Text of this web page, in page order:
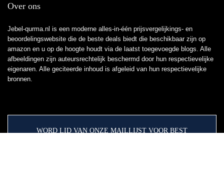
Over ons
Jebel-qurma.nl is een moderne alles-in-één prijsvergelijkings- en
beoordelingswebsite die de beste deals biedt die beschikbaar zijn op
amazon en u op de hoogte houdt via de laatst toegevoegde blogs. Alle
afbeeldingen zijn auteursrechtelijk beschermd door hun respectievelijke
eigenaren. Alle geciteerde inhoud is afgeleid van hun respectievelijke
bronnen.
WORD LID VAN ONZE MAILLIJST VOOR BEST